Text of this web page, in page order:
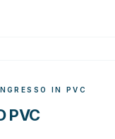
IN PVC
PVC